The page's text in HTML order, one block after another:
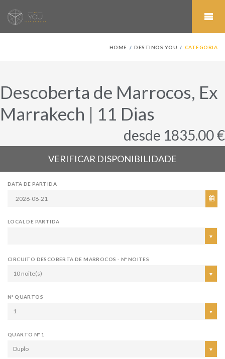
HOME DESTINOS YOU CATEGORIA
Descoberta de Marrocos, Ex
Marrakech | 11 Dias
desde 1835.00 €
VERIFICAR DISPONIBILIDADE
DATA DE PARTIDA
LOCAL DE PARTIDA
CIRCUITO DESCOBERTA DE MARROCOS - Nº NOITES
10 noite(s)
Nº QUARTOS
1
QUARTO Nº 1
Duplo